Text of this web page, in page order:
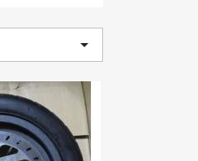
